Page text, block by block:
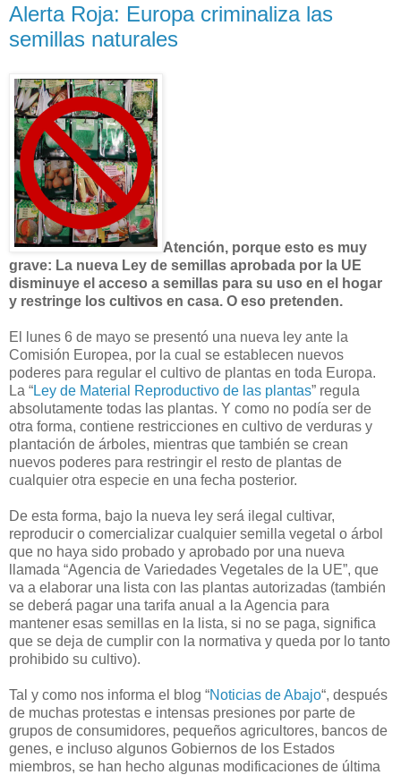
Alerta Roja: Europa criminaliza las
semillas naturales
Atención, porque esto es muy
grave: La nueva Ley de semillas aprobada por la UE
disminuye el acceso a semillas para su uso en el hogar
y restringe los cultivos en casa. O eso pretenden.
El lunes 6 de mayo se presentó una nueva ley ante la
Comisión Europea, por la cual se establecen nuevos
poderes para regular el cultivo de plantas en toda Europa.
La “Ley de Material Reproductivo de las plantas” regula
absolutamente todas las plantas. Y como no podía ser de
otra forma, contiene restricciones en cultivo de verduras y
plantación de árboles, mientras que también se crean
nuevos poderes para restringir el resto de plantas de
cualquier otra especie en una fecha posterior.
De esta forma, bajo la nueva ley será ilegal cultivar,
reproducir o comercializar cualquier semilla vegetal o árbol
que no haya sido probado y aprobado por una nueva
llamada “Agencia de Variedades Vegetales de la UE”, que
va a elaborar una lista con las plantas autorizadas (también
se deberá pagar una tarifa anual a la Agencia para
mantener esas semillas en la lista, si no se paga, significa
que se deja de cumplir con la normativa y queda por lo tanto
prohibido su cultivo).
Tal y como nos informa el blog “Noticias de Abajo“, después
de muchas protestas e intensas presiones por parte de
grupos de consumidores, pequeños agricultores, bancos de
genes, e incluso algunos Gobiernos de los Estados
miembros, se han hecho algunas modificaciones de última